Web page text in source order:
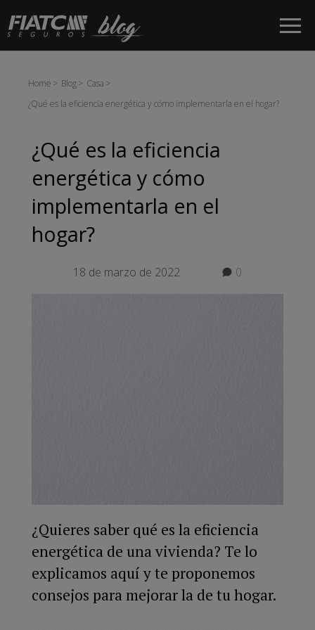
Saltar al contenido principal
Home Blog
Casa
¿Qué es la eficiencia energética y cómo implementarla en el hogar?
¿Qué es la eficiencia
energética y cómo
implementarla en el
hogar?
18 de marzo de 2022 0
¿Quieres saber qué es la eficiencia
energética de una vivienda? Te lo
explicamos aquí y te proponemos
consejos para mejorar la de tu hogar.